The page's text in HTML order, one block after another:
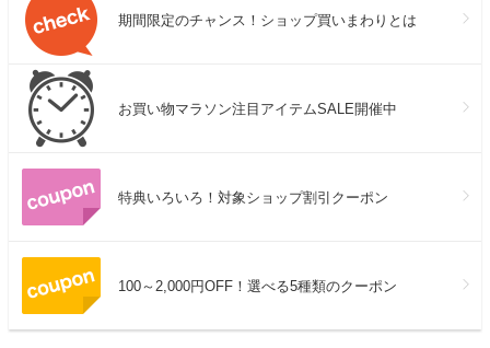
期間限定のチャンス！ショップ買いまわりとは
お買い物マラソン注目アイテムSALE開催中
特典いろいろ！対象ショップ割引クーポン
100～2,000円OFF！選べる5種類のクーポン